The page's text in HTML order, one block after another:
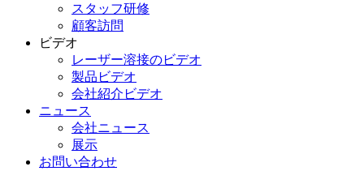
スタッフ研修
顧客訪問
ビデオ
レーザー溶接のビデオ
製品ビデオ
会社紹介ビデオ
ニュース
会社ニュース
展示
お問い合わせ